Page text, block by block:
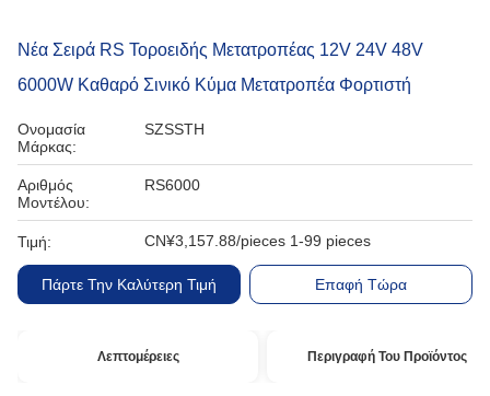
Νέα Σειρά RS Τοροειδής Μετατροπέας 12V 24V 48V
6000W Καθαρό Σινικό Κύμα Μετατροπέα Φορτιστή
Ονομασία
Μάρκας:
SZSSTH
Αριθμός
Μοντέλου:
RS6000
Τιμή: CN¥3,157.88/pieces 1-99 pieces
Πάρτε Την Καλύτερη Τιμή Επαφή Τώρα
Λεπτομέρειες Περιγραφή Του Προϊόντος